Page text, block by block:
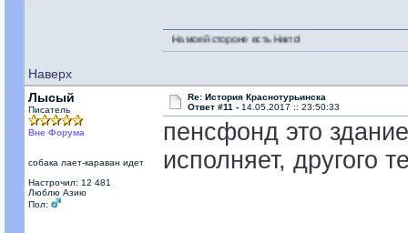
Наверх
На моей стороне есть Никто!
Лысый
Писатель
Вне Форума
собака лает-караван идет
Настрочил: 12 481
Люблю Азию
Пол:
Re: История Краснотурьинска
Ответ #11 - 14.05.2017 :: 23:50:33
пенсфонд это
исполняет, другого